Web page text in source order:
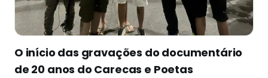
O início das gravações do documentário
de 20 anos do Carecas e Poetas